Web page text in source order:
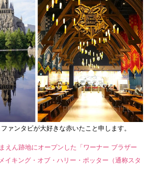
ァンタビが大好きな赤いたこと申します。
えん跡地にオープンした「ワーナー ブラザー
イキング・オブ・ハリー・ポッター（通称スタ